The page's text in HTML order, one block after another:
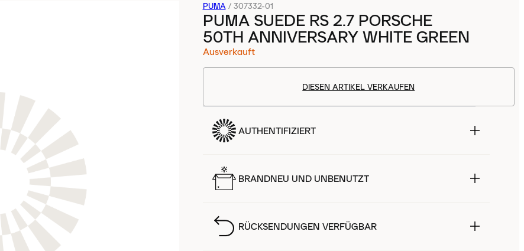
PUMA / 307332-01
PUMA SUEDE RS 2.7 PORSCHE
50TH ANNIVERSARY WHITE GREEN
Ausverkauft
DIESEN ARTIKEL VERKAUFEN
AUTHENTIFIZIERT
BRANDNEU UND UNBENUTZT
RÜCKSENDUNGEN VERFÜGBAR